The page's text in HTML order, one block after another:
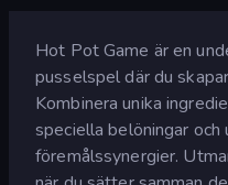
Hot Pot Game är en
pusselspel där du
Kombinera unika
speciella belöningar och
föremålssynergier.